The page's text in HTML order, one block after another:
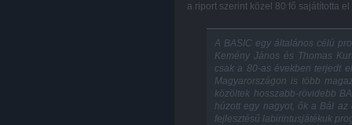
a riport szerint közel 80 fő sajátította
A BASIC egy általános célú
Kemény János és Thomas
csak a 80-as években terjedt
Magyarországon is több
közöltek hosszabb-rövidebb
húzott egy nagyot, ők a Bál
fejlesztésű labirintusjátékuk